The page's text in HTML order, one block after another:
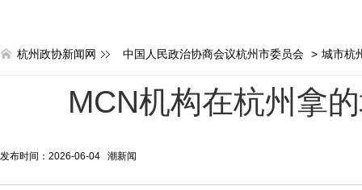
杭州政协新闻网 中国人民政治协商会议杭州市委员会 > 城市杭
MCN机构在杭州拿
发布时间：2026-06-04 潮新闻